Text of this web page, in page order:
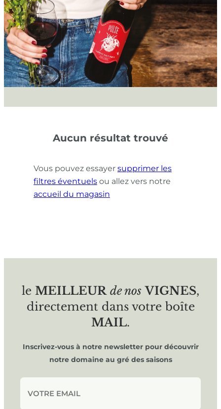
Aucun résultat trouvé
Vous pouvez essayer supprimer les
filtres éventuels ou allez vers notre
accueil du magasin
le MEILLEUR de nos VIGNES,
directement dans votre boîte
MAIL.
Inscrivez-vous à notre newsletter pour découvrir
notre domaine au gré des saisons